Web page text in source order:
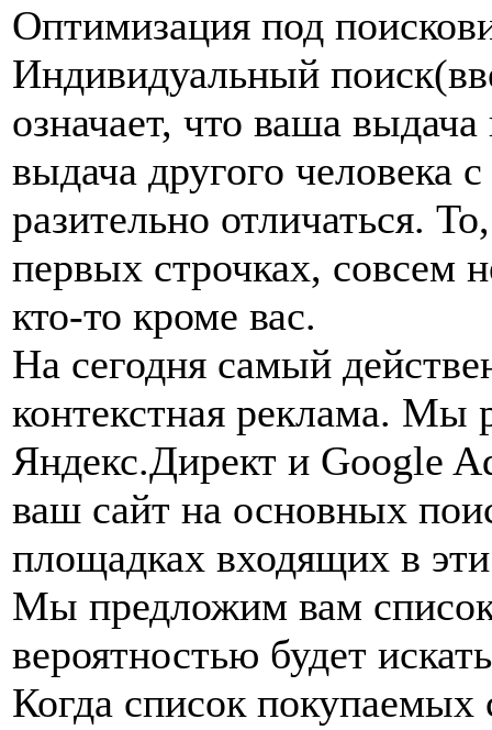
Оптимизация под
Индивидуальный
означает, что ваша
выдача другого человека
разительно отличаться.
первых строчках, совсем
кто-то кроме вас.
На сегодня самый
контекстная реклама. Мы
Яндекс.Директ и Google
ваш сайт на основных
площадках входящих в
Мы предложим вам
вероятностью будет
Когда список